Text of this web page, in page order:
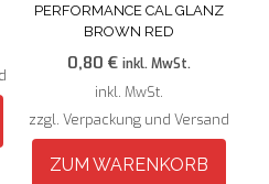
PERFORMANCE CAL GLANZ
BROWN RED
0,80 € inkl. MwSt.
inkl. MwSt.
zzgl. Verpackung und Versand
ZUM WARENKORB